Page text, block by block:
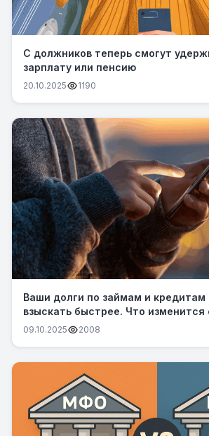
С должников теперь смогут
зарплату или пенсию
20.10.2025 1190
Ваши долги по займам и кредитам
взыскать быстрее. Что изменится
09.10.2025 2008